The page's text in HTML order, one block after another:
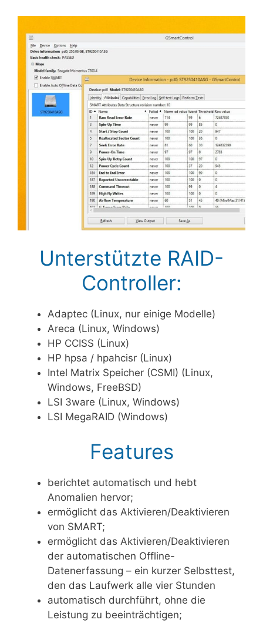
Unterstützte RAID-
Controller:
Adaptec (Linux, nur einige Modelle)
Areca (Linux, Windows)
HP CCISS (Linux)
HP hpsa / hpahcisr (Linux)
Intel Matrix Speicher (CSMI) (Linux,
Windows, FreeBSD)
LSI 3ware (Linux, Windows)
LSI MegaRAID (Windows)
Features
berichtet automatisch und hebt
Anomalien hervor;
ermöglicht das Aktivieren/Deaktivieren
von SMART;
ermöglicht das Aktivieren/Deaktivieren
der automatischen Offline-
Datenerfassung – ein kurzer Selbsttest,
den das Laufwerk alle vier Stunden
automatisch durchführt, ohne die
Leistung zu beeinträchtigen;